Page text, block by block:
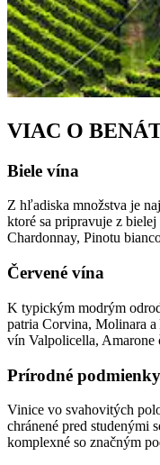
VIAC O
Biele vína
Z hľadiska množstva je
ktoré sa pripravuje z
Chardonnay, Pinotu
Červené vína
K typickým modrým
patria Corvina, Molinara
vín Valpolicella, Amarone
Prírodné podmienky
Vinice vo svahovitých
chránené pred studenými
komplexné so značným